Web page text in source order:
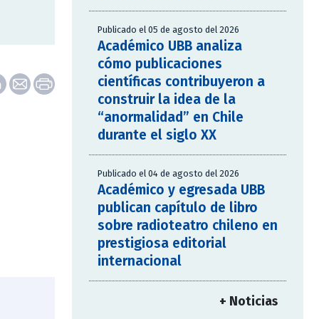
Publicado el 05 de agosto del 2026
Académico UBB analiza
cómo publicaciones
científicas contribuyeron a
construir la idea de la
“anormalidad” en Chile
durante el siglo XX
Publicado el 04 de agosto del 2026
Académico y egresada UBB
publican capítulo de libro
sobre radioteatro chileno en
prestigiosa editorial
internacional
+ Noticias